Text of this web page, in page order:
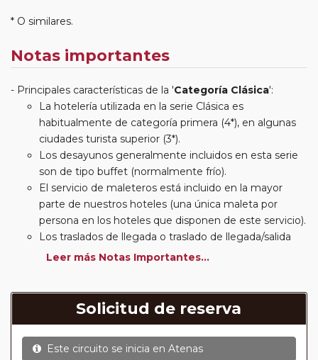
* O similares.
Notas importantes
Principales características de la 'Categoría Clásica':
La hotelería utilizada en la serie Clásica es
habitualmente de categoría primera (4*), en algunas
ciudades turista superior (3*).
Los desayunos generalmente incluidos en esta serie
son de tipo buffet (normalmente frío).
El servicio de maleteros está incluido en la mayor
parte de nuestros hoteles (una única maleta por
persona en los hoteles que disponen de este servicio).
Los traslados de llegada o traslado de llegada/salida
estarán incluidos según itinerario.
suplemento de media pensión (incluirá un número de
En muchos itinerarios le incluimos algunas cenas. En
circuitos clásicos Europeos normalmente las entradas
Leer más Notas Importantes...
Solicitud de reserva
Este circuito se inicia en Atenas